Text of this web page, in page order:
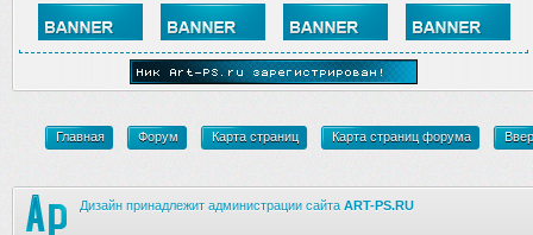
Главная Форум Карта страниц Карта страниц форума
Дизайн принадлежит администрации сайта ART-PS.RU